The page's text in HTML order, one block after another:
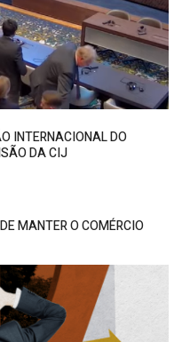
INTERNACIONAL DO
DA CIJ
MANTER O COMÉRCIO